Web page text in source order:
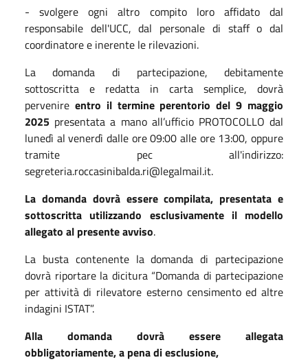
- svolgere ogni altro compito loro affidato dal
responsabile dell'UCC, dal personale di staff o dal
coordinatore e inerente le rilevazioni.
La domanda di partecipazione, debitamente
sottoscritta e redatta in carta semplice, dovrà
pervenire entro il termine perentorio del 9 maggio
2025 presentata a mano all’ufficio PROTOCOLLO dal
lunedì al venerdì dalle ore 09:00 alle ore 13:00, oppure
tramite pec all'indirizzo:
segreteria.roccasinibalda.ri@legalmail.it.
La domanda dovrà essere compilata, presentata e
sottoscritta utilizzando esclusivamente il modello
allegato al presente avviso.
La busta contenente la domanda di partecipazione
dovrà riportare la dicitura “Domanda di partecipazione
per attività di rilevatore esterno censimento ed altre
indagini ISTAT”.
Alla domanda dovrà essere allegata
obbligatoriamente, a pena di esclusione,